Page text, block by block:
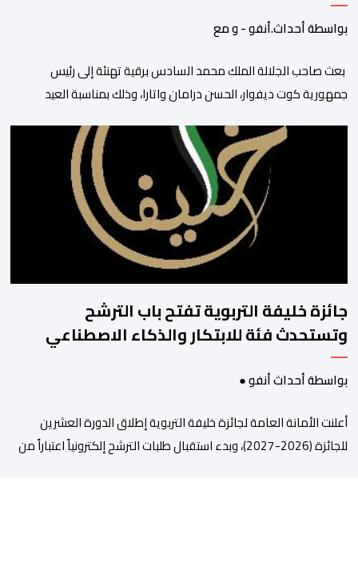
بواسطة أحداث.أنفو - و مع
بعث صاحب الجلالة الملك محمد السادس برقية تهنئة إلى رئيس
جمهورية كوت ديفوار، الحسن درامان واتارا، وذلك بمناسبة العيد
للسيد واتارا، مقرونة بأصدق متمنيات جلالته بموصول التقدم والازدهار
للشعب الإيفواري. ومما جاء في برقية جلالة الملك “لقد تمكنت
المملكة المغربية وجمهورية كوت ديفوار، بحكم […]
جائزة خليفة التربوية تفتح باب الترشح
وتستحدث فئة للابتكار والذكاء الاصطناعي
بواسطة أحداث أنفو ●
أعلنت الأمانة العامة لجائزة خليفة التربوية إطلاق الدورة العشرين
للجائزة (2026-2027)، وبدء استقبال طلبات الترشح إلكترونياً اعتباراً من